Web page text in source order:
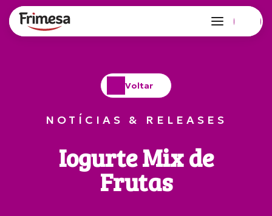
Voltar
NOTÍCIAS & RELEASES
Iogurte Mix de
Frutas